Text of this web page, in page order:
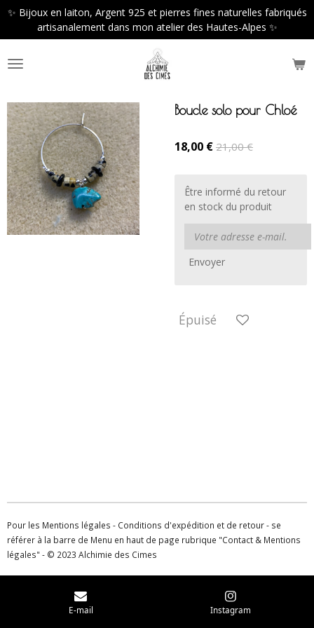
Passer
contenu
principal
✨ Bijoux en laiton, Argent 925 et pierres fines naturelles fabriqués
artisanalement dans mon atelier des Hautes-Alpes ✨
Boucle solo pour Chloé
18,00 € 21,00 €
Être informé du retour
en stock du produit
Envoyer
Épuisé
Pour les Mentions légales - Conditions d'expédition et de retour - se
référer à la barre de Menu en haut de page rubrique "Contact & Mentions
légales" - © 2023 Alchimie des Cimes
E-mail Instagram